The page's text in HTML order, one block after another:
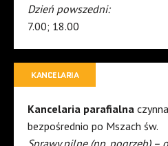
Dzień powszedni:
7.00; 18.00
KANCELARIA
Kancelaria parafialna
bezpośrednio po Mszach św.